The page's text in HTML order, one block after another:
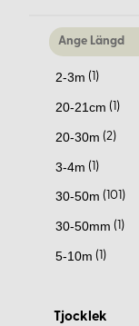
ø 40-50mm
ø 5-6mm
ø 50-100mm
ø 6-7mm (4)
ø 7-8mm
ø 8-9mm (3)
2-3m (1)
20-21cm (1)
20-30m (2)
3-4m (1)
30-50m (101)
30-50mm (1)
5-10m (1)
Tjocklek